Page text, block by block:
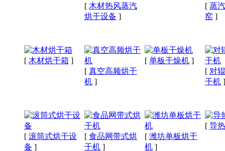
[ 木材热风蒸汽
烘干设备 ]
[ 蒸
窑 ]
[ 木材烘干箱 ]
[ 真空高频烘干
机 ]
[ 单板干燥机 ]
[ 对
干机 ]
[ 滚筒式烘干设
备 ]
[ 食品网带式烘
干机 ]
[ 潍坊单板烘干
机 ]
[ 导